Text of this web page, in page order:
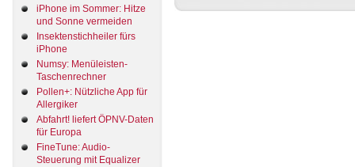
iPhone im Sommer: Hitze
und Sonne vermeiden
Insektenstichheiler fürs
iPhone
Numsy: Menüleisten-
Taschenrechner
Pollen+: Nützliche App für
Allergiker
Abfahrt! liefert ÖPNV-Daten
für Europa
FineTune: Audio-
Steuerung mit Equalizer